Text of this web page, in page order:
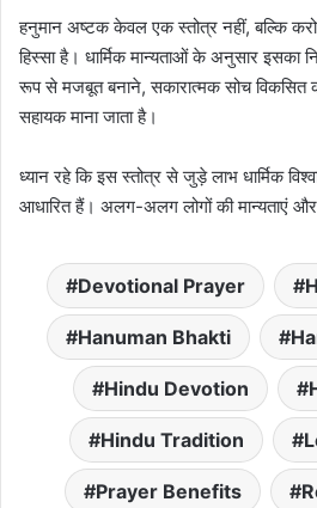
हनुमान अष्टक केवल एक स्तोत्र नहीं, बल्कि
हिस्सा है। धार्मिक मान्यताओं के अनुसार इसका
रूप से मजबूत बनाने, सकारात्मक सोच विकसित
सहायक माना जाता है।
ध्यान रहे कि इस स्तोत्र से जुड़े लाभ धार्मिक
आधारित हैं। अलग-अलग लोगों की मान्यताएं
Devotional Prayer
Hanuman Bhakti
Hindu Devotion
Hindu Tradition
Prayer Benefits